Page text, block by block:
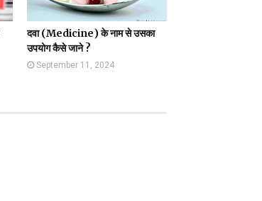
दवा (Medicine) के नाम से उसका
उपयोग कैसे जाने ?
September 11, 2024